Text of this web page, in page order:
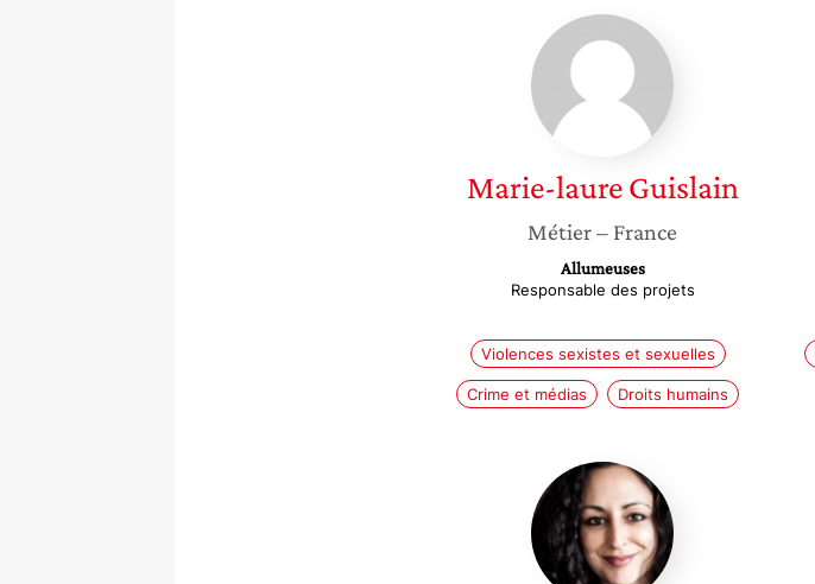
Marie-
laure
Guislain
Marie-laure Guislain
Métier– France
Allumeuses
Responsable des projets
Violences sexistes et sexuelles
Crime et médias Droits humains
Daniela
Levy